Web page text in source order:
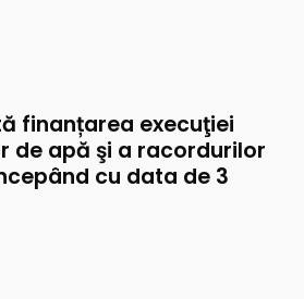
finanțarea execuţiei
de apă şi a racordurilor
cu data de 3